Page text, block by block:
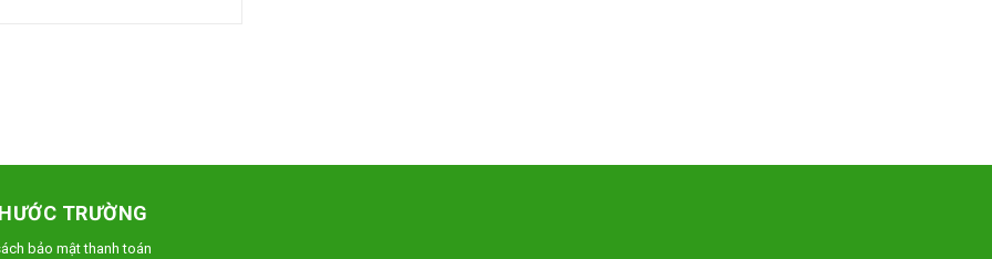
TRƯỜNG
bảo mật thanh toán